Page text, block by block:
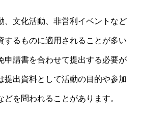
、文化活動、非営利イベントなど
するものに適用されることが多い
申請書を合わせて提出する必要が
提出資料として活動の目的や参加
を問われることがあります。